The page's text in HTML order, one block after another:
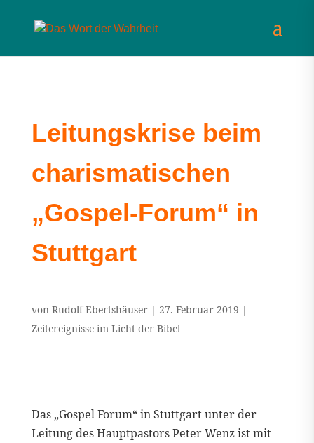
Leitungskrise beim
charismatischen
„Gospel-Forum“ in
Stuttgart
von Rudolf Ebertshäuser| 27. Februar 2019 |
Zeitereignisse im Licht der Bibel
Das „Gospel Forum“ in Stuttgart unter der
Leitung des Hauptpastors Peter Wenz ist mit